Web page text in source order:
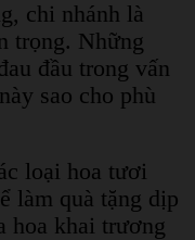
chi nhánh là
trọng. Những
đầu trong vấn
sao cho phù
loại hoa tươi
làm quà tặng dịp
hoa khai trương